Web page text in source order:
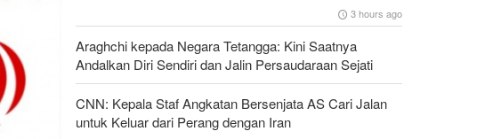
3 hours ago
Araghchi kepada Negara Tetangga: Kini Saatnya
Andalkan Diri Sendiri dan Jalin Persaudaraan Sejati
CNN: Kepala Staf Angkatan Bersenjata AS Cari Jalan
untuk Keluar dari Perang dengan Iran